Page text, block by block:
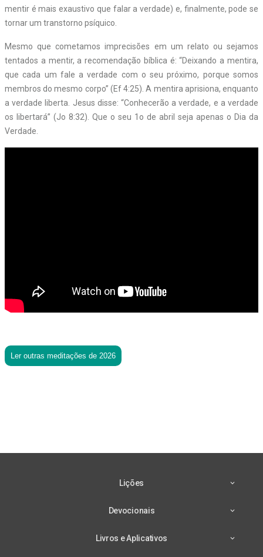
mentir é mais exaustivo que falar a verdade) e, finalmente, pode se
tornar um transtorno psíquico.
Mesmo que cometamos imprecisões em um relato ou sejamos
tentados a mentir, a recomendação bíblica é: “Deixando a mentira,
que cada um fale a verdade com o seu próximo, porque somos
membros do mesmo corpo” (Ef 4:25). A mentira aprisiona, enquanto
a verdade liberta. Jesus disse: “Conhecerão a verdade, e a verdade
os libertará” (Jo 8:32). Que o seu 1o de abril seja apenas o Dia da
Verdade.
Ler outras meditações de 2026
Lições
Devocionais
Livros e Aplicativos